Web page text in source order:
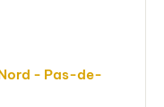
- Pas-de-